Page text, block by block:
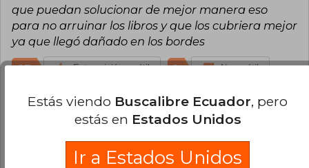
que puedan solucionar de mejor manera eso
para no arruinar los libros y que los cubriera mejor
ya que llegó dañado en los bordes
27 Esta opinión es útil 1 No es útil
Noelia Cervantes Muro
Miércoles 08
de Mayo, 2024
Una de las mejores sagas que leí. Ahora saber que
Estás viendo Buscalibre Ecuador, pero
estás en Estados Unidos
Ir a Estados Unidos